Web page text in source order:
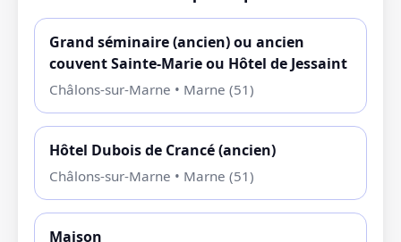
Grand séminaire (ancien) ou ancien
couvent Sainte-Marie ou Hôtel de Jessaint
Châlons-sur-Marne • Marne (51)
Hôtel Dubois de Crancé (ancien)
Châlons-sur-Marne • Marne (51)
Maison